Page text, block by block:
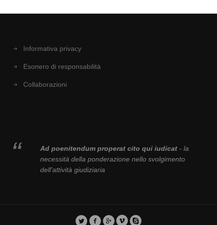
Informativa privacy
Esonero di responsabilità
Collaborazioni
Ad poenitendum properat cito qui iudicat- la
necessità della ponderazione nello svolgimento
dell'attività giudiziaria